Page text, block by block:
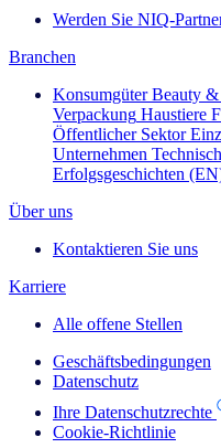
Werden Sie NIQ-
Branchen
Konsumgüter Beauty
Verpackung Haustiere
Öffentlicher Sektor
Unternehmen
Erfolgsgeschichten
Über uns
Kontaktieren Sie uns
Karriere
Alle offene Stellen
Geschäftsbedingungen
Datenschutz
Ihre Datenschutzrechte
Cookie-Richtlinie